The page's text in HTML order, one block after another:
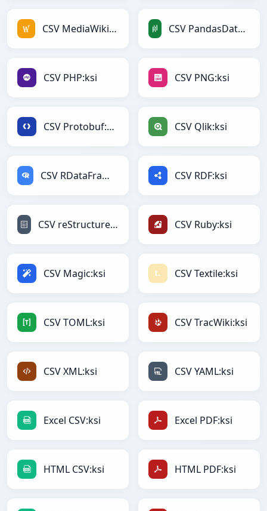
CSV MediaWiki:ksi CSV PandasDataFrame:ksi
CSV PHP:ksi CSV PNG:ksi
CSV Protobuf:ksi CSV Qlik:ksi
CSV RDataFrame:ksi CSV RDF:ksi
CSV reStructuredText:ksi CSV Ruby:ksi
CSV Magic:ksi CSV Textile:ksi
CSV TOML:ksi CSV TracWiki:ksi
CSV XML:ksi CSV YAML:ksi
Excel CSV:ksi Excel PDF:ksi
HTML CSV:ksi HTML PDF:ksi